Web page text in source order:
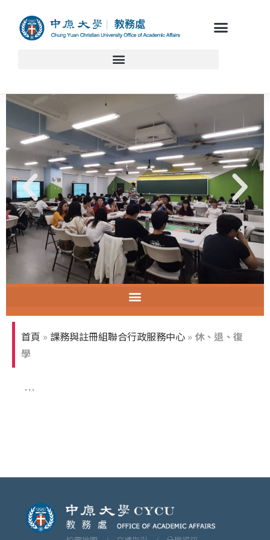
智慧教室教育訓練
首頁 » 課務與註冊組聯合行政服務中心 » 休、退、復
學
…